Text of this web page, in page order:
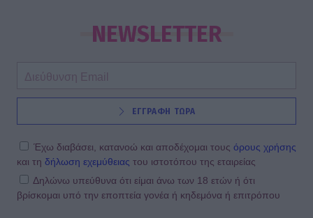
NEWSLETTER
ΕΓΓΡΑΦΗ ΤΩΡΑ
Έχω διαβάσει, κατανοώ και αποδέχομαι τους όρους χρήσης
και τη δήλωση εχεμύθειας του ιστοτόπου της εταιρείας
Δηλώνω υπεύθυνα ότι είμαι άνω των 18 ετών ή ότι
βρίσκομαι υπό την εποπτεία γονέα ή κηδεμόνα ή επιτρόπου